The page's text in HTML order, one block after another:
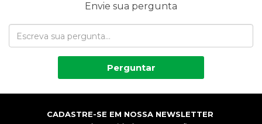
Envie sua pergunta
Perguntar
CADASTRE-SE EM NOSSA NEWSLETTER